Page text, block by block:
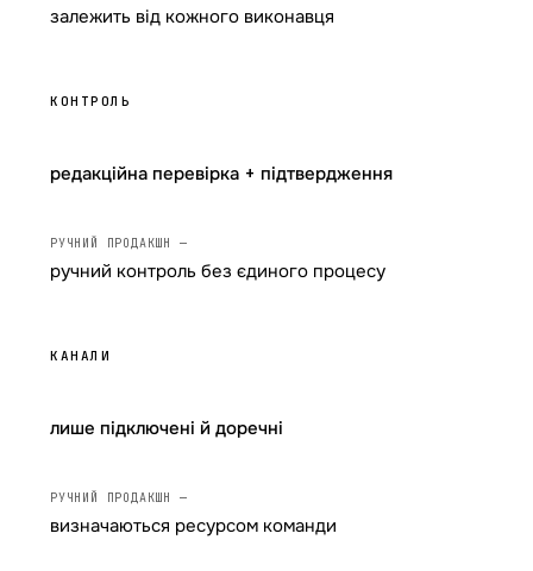
залежить від кожного виконавця
КОНТРОЛЬ
редакційна перевірка + підтвердження
ручний контроль без єдиного процесу
КАНАЛИ
лише підключені й доречні
визначаються ресурсом команди